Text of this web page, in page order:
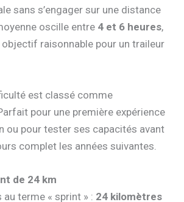
sans s’engager sur une distance
oscille entre 4 et 6 heures,
raisonnable pour un traileur
est classé comme
Parfait pour une première expérience
ou pour tester ses capacités avant
complet les années suivantes.
de 24 km
au terme « sprint » : 24 kilomètres